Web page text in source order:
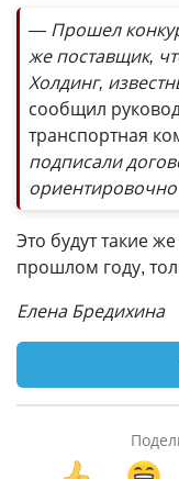
— Прошел
же поставщик,
Холдинг,
сообщил
транспортная
подписали
ориентировочно
Это будут такие
прошлом году,
Елена Бредихина